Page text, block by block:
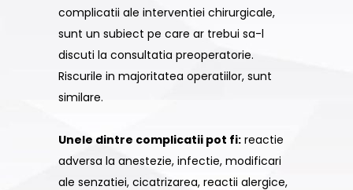
complicatii ale interventiei chirurgicale,
sunt un subiect pe care ar trebui sa-l
discuti la consultatia preoperatorie.
Riscurile in majoritatea operatiilor, sunt
similare.
Unele dintre complicatii pot fi: reactie
adversa la anestezie, infectie, modificari
ale senzatiei, cicatrizarea, reactii alergice,